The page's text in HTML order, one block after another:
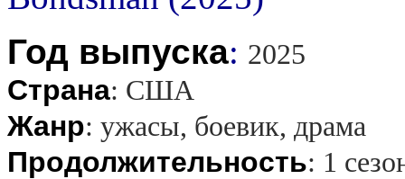
Год выпуска: 2025
Страна: США
Жанр: ужасы, боевик, драма
Продолжительность: 1